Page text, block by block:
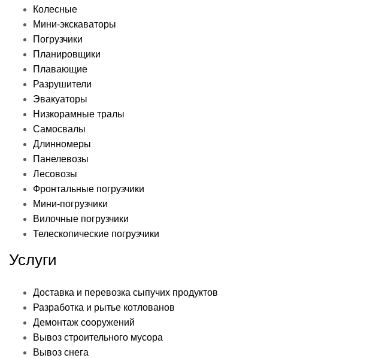
Колесные
Мини-экскаваторы
Погрузчики
Планировщики
Плавающие
Разрушители
Эвакуаторы
Низкорамные тралы
Самосвалы
Длинномеры
Панелевозы
Лесовозы
Фронтальные погрузчики
Мини-погрузчики
Вилочные погрузчики
Телескопические погрузчики
Услуги
Доставка и перевозка сыпучих продуктов
Разработка и рытье котлованов
Демонтаж сооружений
Вывоз строительного мусора
Вывоз снега